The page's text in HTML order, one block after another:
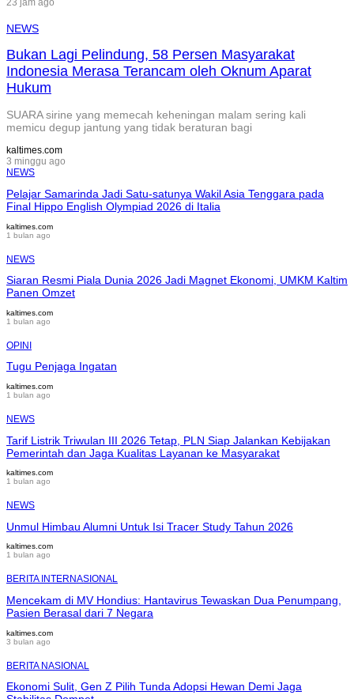
23 jam ago
NEWS
Bukan Lagi Pelindung, 58 Persen Masyarakat
Indonesia Merasa Terancam oleh Oknum Aparat
Hukum
SUARA sirine yang memecah keheningan malam sering kali
memicu degup jantung yang tidak beraturan bagi
kaltimes.com
3 minggu ago
NEWS
Pelajar Samarinda Jadi Satu-satunya Wakil Asia Tenggara pada
Final Hippo English Olympiad 2026 di Italia
kaltimes.com
1 bulan ago
NEWS
Siaran Resmi Piala Dunia 2026 Jadi Magnet Ekonomi, UMKM Kaltim
Panen Omzet
kaltimes.com
1 bulan ago
OPINI
Tugu Penjaga Ingatan
kaltimes.com
1 bulan ago
NEWS
Tarif Listrik Triwulan III 2026 Tetap, PLN Siap Jalankan Kebijakan
Pemerintah dan Jaga Kualitas Layanan ke Masyarakat
kaltimes.com
1 bulan ago
NEWS
Unmul Himbau Alumni Untuk Isi Tracer Study Tahun 2026
kaltimes.com
1 bulan ago
BERITA INTERNASIONAL
Mencekam di MV Hondius: Hantavirus Tewaskan Dua Penumpang,
Pasien Berasal dari 7 Negara
kaltimes.com
3 bulan ago
BERITA NASIONAL
Ekonomi Sulit, Gen Z Pilih Tunda Adopsi Hewan Demi Jaga